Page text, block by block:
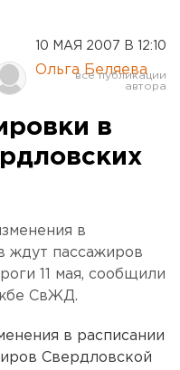
10 МАЯ 2007 В 12:10
Ольга Беляева
в
в
ждут пассажиров
11 мая, сообщили
СвЖД.
в расписании
Свердловской